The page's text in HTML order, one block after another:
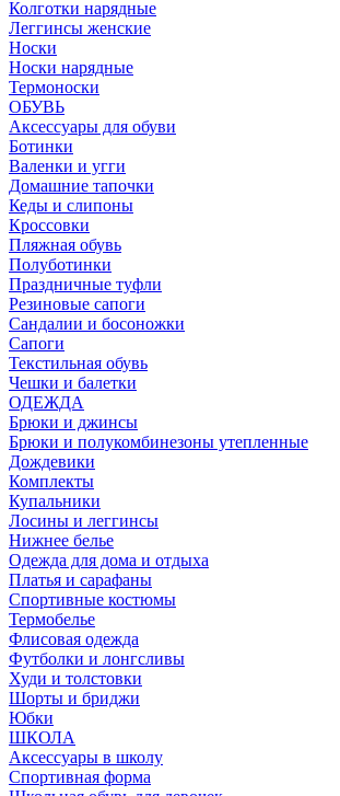
Колготки нарядные
Леггинсы женские
Носки
Носки нарядные
Термоноски
ОБУВЬ
Аксессуары для обуви
Ботинки
Валенки и угги
Домашние тапочки
Кеды и слипоны
Кроссовки
Пляжная обувь
Полуботинки
Праздничные туфли
Резиновые сапоги
Сандалии и босоножки
Сапоги
Текстильная обувь
Чешки и балетки
ОДЕЖДА
Брюки и джинсы
Брюки и полукомбинезоны утепленные
Дождевики
Комплекты
Купальники
Лосины и леггинсы
Нижнее белье
Одежда для дома и отдыха
Платья и сарафаны
Спортивные костюмы
Термобелье
Флисовая одежда
Футболки и лонгсливы
Худи и толстовки
Шорты и бриджи
Юбки
ШКОЛА
Аксессуары в школу
Спортивная форма